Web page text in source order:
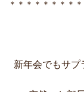
＊＊＊＊＊＊＊＊
新年会でもサ